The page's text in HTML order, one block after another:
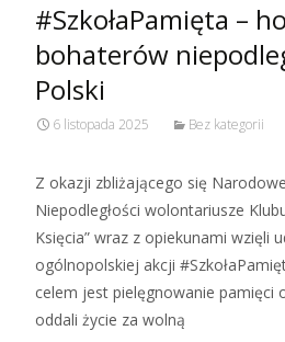
#SzkołaPamięta –
bohaterów
Polski
6 listopada 2025 Bez kategorii
Z okazji zbliżającego się
Niepodległości wolontariusze
Księcia” wraz z opiekunami wzięli
ogólnopolskiej akcji
celem jest pielęgnowanie pamięci
oddali życie za wolną